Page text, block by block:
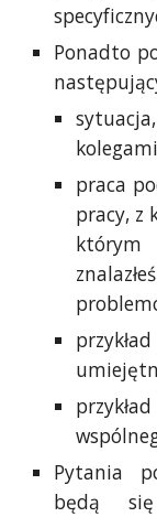
Ponadto
praca
pracy, z
którym
Pytania
będą się